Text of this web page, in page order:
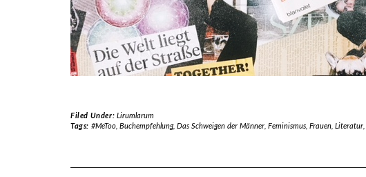
Filed Under: Lirumlarum
Tags: #MeToo, Buchempfehlung, Das Schweigen der Männer, Feminismus, Frauen, Literatur,